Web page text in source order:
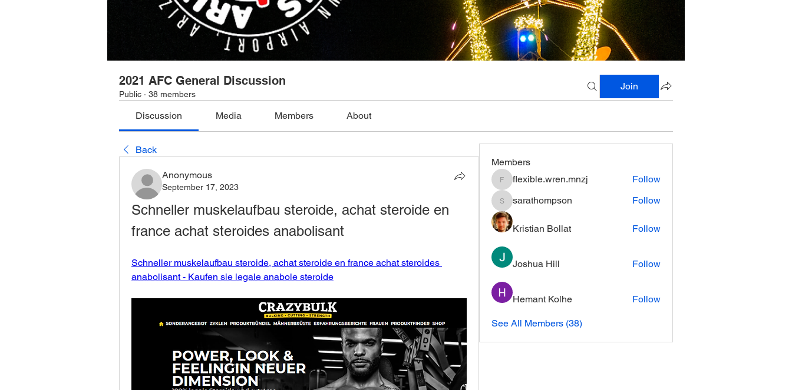
2021 AFC General Discussion
Public · 38 members
Join
Discussion Media Members About
Back
Anonymous
September 17, 2023
Schneller muskelaufbau steroide, achat steroide en
france achat steroides anabolisant
Schneller muskelaufbau steroide, achat steroide en france achat steroides
anabolisant - Kaufen sie legale anabole steroide
Members
flexible.wren.mnzj
flexible.wren.mnzj Follow
sarathompson
sarathompson Follow
Kristian Bollat Follow
Joshua Hill Follow
Hemant Kolhe Follow
See All Members (38)